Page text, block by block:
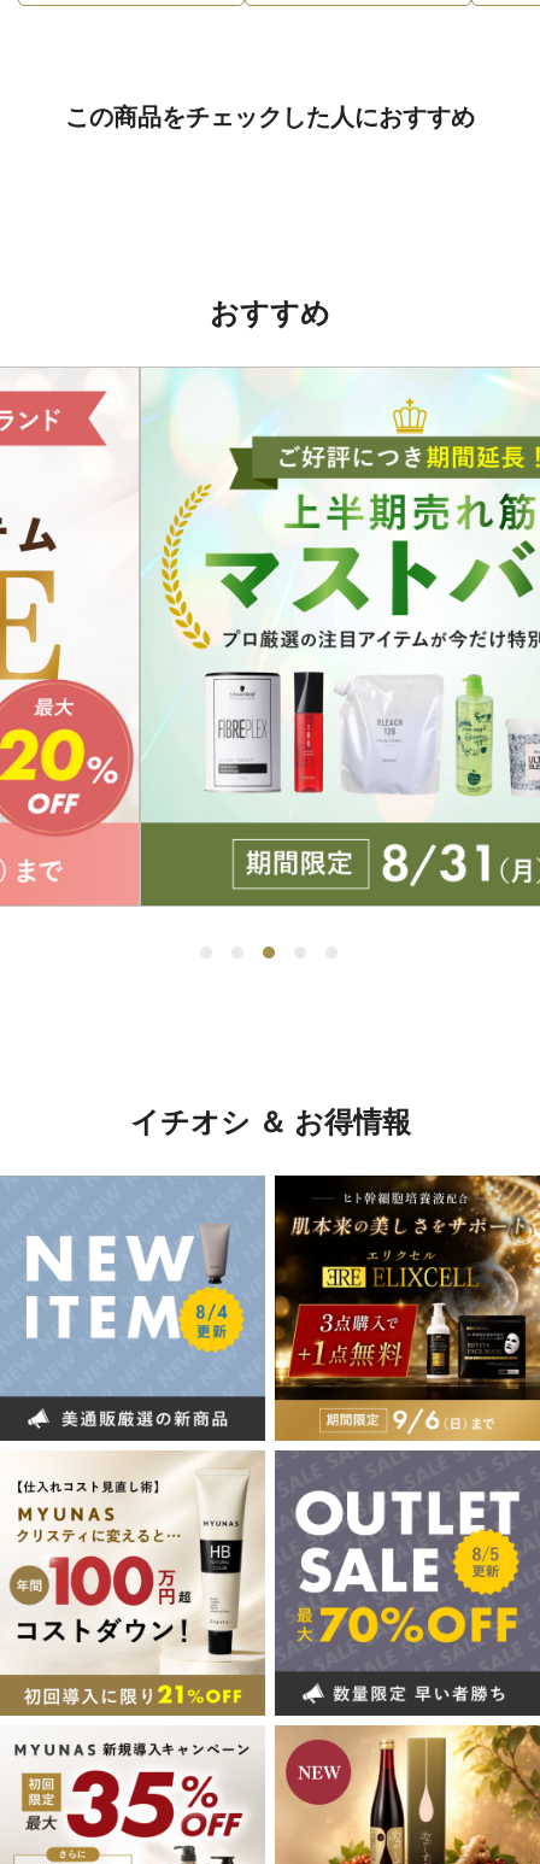
この商品をチェックした人におすすめ
おすすめ
イチオシ ＆ お得情報